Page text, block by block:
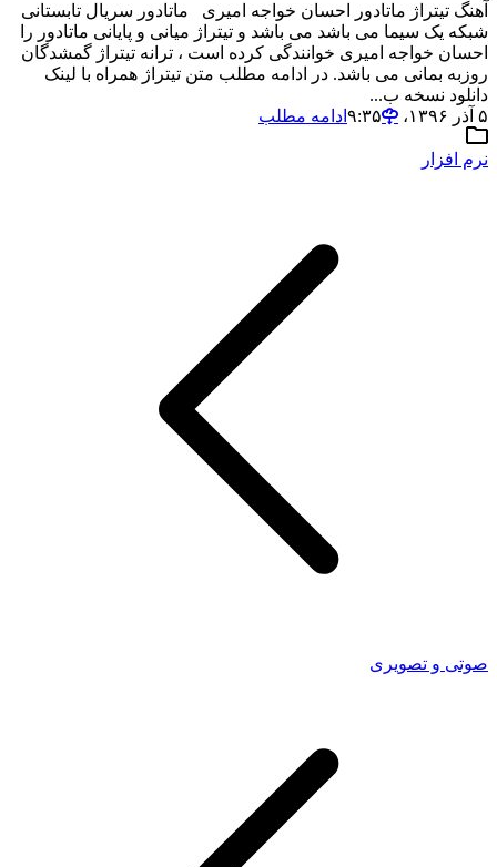
آهنگ تیتراژ ماتادور احسان خواجه امیری ماتادور سریال تابستانی
شبکه یک سیما می باشد می باشد و تیتراژ میانی و پایانی ماتادور را
احسان خواجه امیری خوانندگی کرده است ، ترانه تیتراژ گمشدگان
روزبه بمانی می باشد. در ادامه مطلب متن تیتراژ همراه با لینک
دانلود نسخه ب...
۵ آذر ۱۳۹۶،‏ ۹:۳۵
ادامه مطلب
نرم افزار
صوتی و تصویری